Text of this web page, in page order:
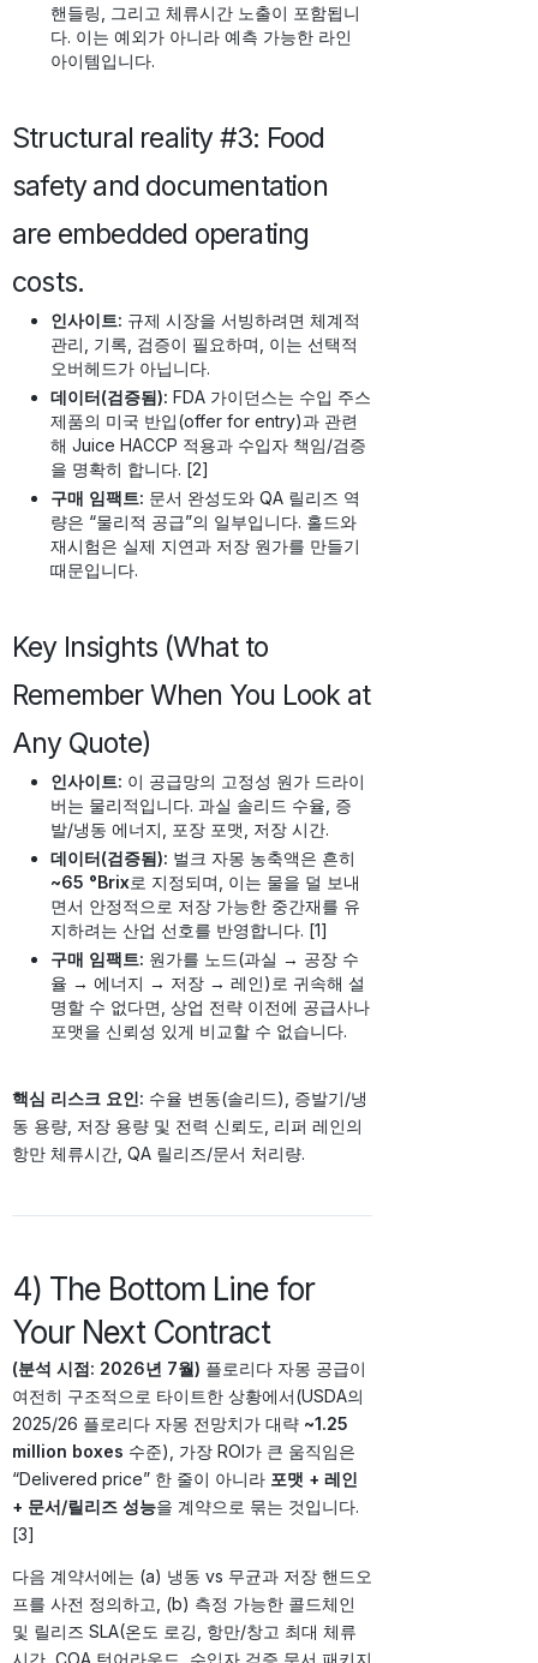
핸들링, 그리고 체류시간 노출이 포함됩니
다. 이는 예외가 아니라 예측 가능한 라인
아이템입니다.
Structural reality #3: Food
safety and documentation
are embedded operating
costs.
인사이트: 규제 시장을 서빙하려면 체계적
관리, 기록, 검증이 필요하며, 이는 선택적
오버헤드가 아닙니다.
데이터(검증됨): FDA 가이던스는 수입 주스
제품의 미국 반입(offer for entry)과 관련
해 Juice HACCP 적용과 수입자 책임/검증
을 명확히 합니다. [2]
구매 임팩트: 문서 완성도와 QA 릴리즈 역
량은 “물리적 공급”의 일부입니다. 홀드와
재시험은 실제 지연과 저장 원가를 만들기
때문입니다.
Key Insights (What to
Remember When You Look at
Any Quote)
인사이트: 이 공급망의 고정성 원가 드라이
버는 물리적입니다. 과실 솔리드 수율, 증
발/냉동 에너지, 포장 포맷, 저장 시간.
데이터(검증됨): 벌크 자몽 농축액은 흔히
~65 °Brix로 지정되며, 이는 물을 덜 보내
면서 안정적으로 저장 가능한 중간재를 유
지하려는 산업 선호를 반영합니다. [1]
구매 임팩트: 원가를 노드(과실 → 공장 수
율 → 에너지 → 저장 → 레인)로 귀속해 설
명할 수 없다면, 상업 전략 이전에 공급사나
포맷을 신뢰성 있게 비교할 수 없습니다.
핵심 리스크 요인: 수율 변동(솔리드), 증발기/냉
동 용량, 저장 용량 및 전력 신뢰도, 리퍼 레인의
항만 체류시간, QA 릴리즈/문서 처리량.
4) The Bottom Line for
Your Next Contract
(분석 시점: 2026년 7월) 플로리다 자몽 공급이
여전히 구조적으로 타이트한 상황에서(USDA의
2025/26 플로리다 자몽 전망치가 대략 ~1.25
million boxes 수준), 가장 ROI가 큰 움직임은
“Delivered price” 한 줄이 아니라 포맷 + 레인
+ 문서/릴리즈 성능을 계약으로 묶는 것입니다.
[3]
다음 계약서에는 (a) 냉동 vs 무균과 저장 핸드오
프를 사전 정의하고, (b) 측정 가능한 콜드체인
및 릴리즈 SLA(온도 로깅, 항만/창고 최대 체류
시간, COA 턴어라운드, 수입자 검증 문서 패키지